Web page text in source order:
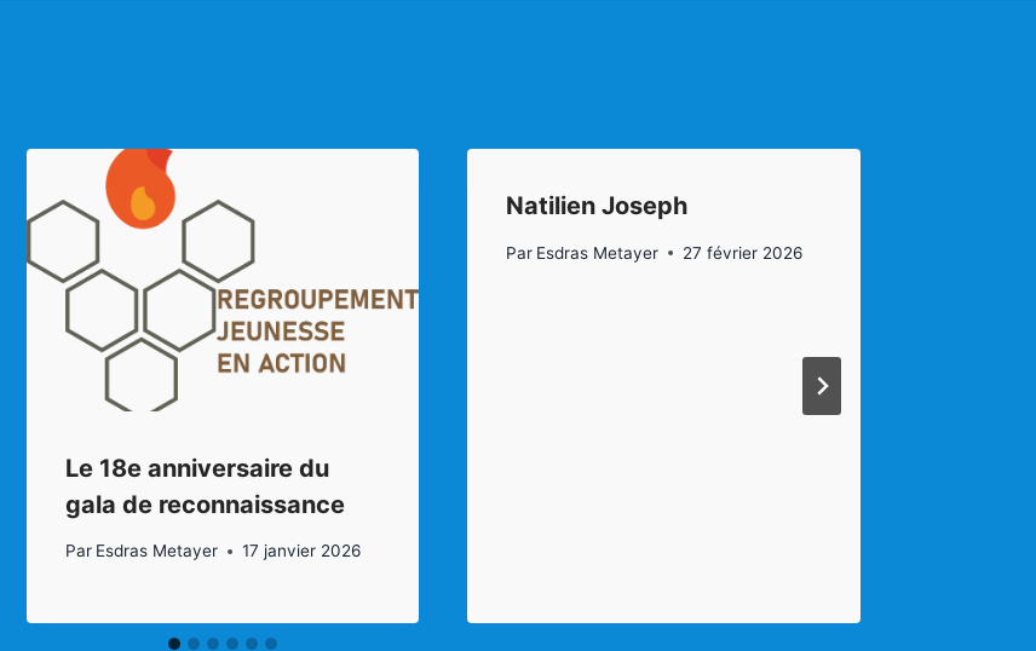
Le 18e anniversaire du
gala de reconnaissance
Par Esdras Metayer 17 janvier 2026
Natilien Joseph
Par Esdras Metayer 27 février 2026